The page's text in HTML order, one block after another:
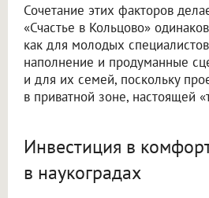
Сочетание этих факторов
«Счастье в Кольцово»
как для молодых
наполнение и продуманные
и для их семей, поскольку
в приватной зоне, настоящей
Инвестиция в
в наукоградах